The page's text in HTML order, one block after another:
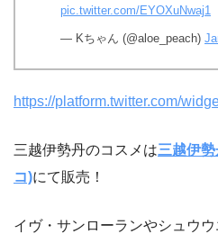
pic.twitter.com/EYOXuNwaj1
— Kちゃん (@aloe_peach)
https://platform.twitter.com/
三越伊勢丹のコスメは三越伊
コ)にて販売！
イヴ・サンローランやシュウ